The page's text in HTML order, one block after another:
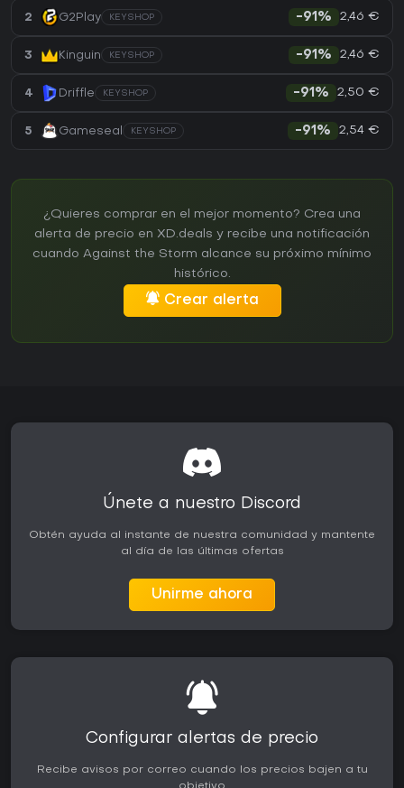
2 G2Play KEYSHOP -91% 2,46 €
3 Kinguin KEYSHOP -91% 2,46 €
4 Driffle KEYSHOP -91% 2,50 €
5 Gameseal KEYSHOP -91% 2,54 €
¿Quieres comprar en el mejor momento? Crea una
alerta de precio en XD.deals y recibe una notificación
cuando Against the Storm alcance su próximo mínimo
histórico.
Crear alerta
Únete a nuestro Discord
Obtén ayuda al instante de nuestra comunidad y mantente
al día de las últimas ofertas
Unirme ahora
Configurar alertas de precio
Recibe avisos por correo cuando los precios bajen a tu